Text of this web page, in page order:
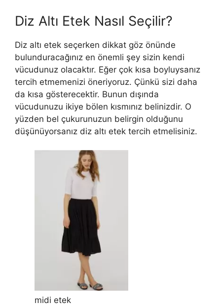
Diz Altı Etek Nasıl Seçilir?
Diz altı etek seçerken dikkat göz önünde
bulunduracağınız en önemli şey sizin kendi
vücudunuz olacaktır. Eğer çok kısa boyluysanız
tercih etmemenizi öneriyoruz. Çünkü sizi daha
da kısa gösterecektir. Bunun dışında
vücudunuzu ikiye bölen kısmınız belinizdir. O
yüzden bel çukurunuzun belirgin olduğunu
düşünüyorsanız diz altı etek tercih etmelisiniz.
midi etek